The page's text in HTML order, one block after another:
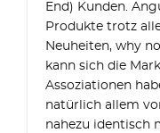
End) Kunden.
Produkte trotz
Neuheiten, why
kann sich die
Assoziationen
natürlich allem
nahezu identisch